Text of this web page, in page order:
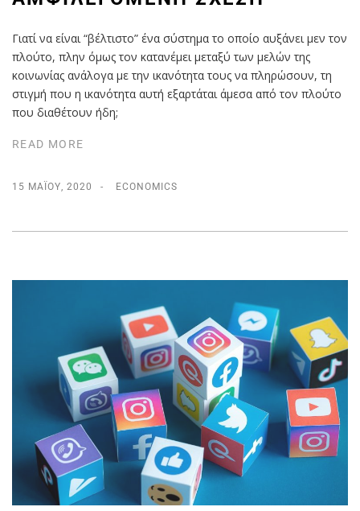
Γιατί να είναι “βέλτιστο” ένα σύστημα το οποίο αυξάνει μεν τον
πλούτο, πλην όμως τον κατανέμει μεταξύ των μελών της
κοινωνίας ανάλογα με την ικανότητα τους να πληρώσουν, τη
στιγμή που η ικανότητα αυτή εξαρτάται άμεσα από τον πλούτο
που διαθέτουν ήδη;
READ MORE
15 ΜΑΪ́ΟΥ, 2020 ECONOMICS